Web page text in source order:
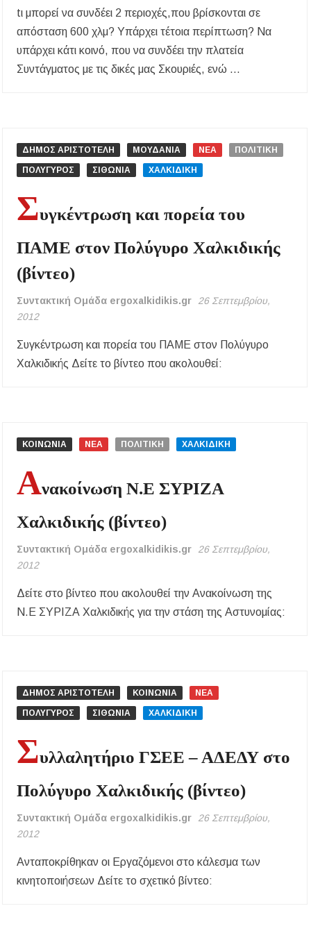
tι μπορεί να συνδέει 2 περιοχές,που βρίσκονται σε
απόσταση 600 χλμ? Υπάρχει τέτοια περίπτωση? Να
υπάρχει κάτι κοινό, που να συνδέει την πλατεία
Συντάγματος με τις δικές μας Σκουριές, ενώ …
ΔΗΜΟΣ ΑΡΙΣΤΟΤΕΛΗ ΜΟΥΔΑΝΙΑ ΝΕΑ ΠΟΛΙΤΙΚΗ
ΠΟΛΥΓΥΡΟΣ ΣΙΘΩΝΙΑ ΧΑΛΚΙΔΙΚΗ
Συγκέντρωση και πορεία του
ΠΑΜΕ στον Πολύγυρο Χαλκιδικής
(βίντεο)
Συντακτική Ομάδα ergoxalkidikis.gr
26 Σεπτεμβρίου,
2012
Συγκέντρωση και πορεία του ΠΑΜΕ στον Πολύγυρο
Χαλκιδικής Δείτε το βίντεο που ακολουθεί:
ΚΟΙΝΩΝΙΑ ΝΕΑ ΠΟΛΙΤΙΚΗ ΧΑΛΚΙΔΙΚΗ
Ανακοίνωση Ν.Ε ΣΥΡΙΖΑ
Χαλκιδικής (βίντεο)
Συντακτική Ομάδα ergoxalkidikis.gr
26 Σεπτεμβρίου,
2012
Δείτε στο βίντεο που ακολουθεί την Ανακοίνωση της
Ν.Ε ΣΥΡΙΖΑ Χαλκιδικής για την στάση της Αστυνομίας:
ΔΗΜΟΣ ΑΡΙΣΤΟΤΕΛΗ ΚΟΙΝΩΝΙΑ ΝΕΑ
ΠΟΛΥΓΥΡΟΣ ΣΙΘΩΝΙΑ ΧΑΛΚΙΔΙΚΗ
Συλλαλητήριο ΓΣΕΕ – ΑΔΕΔΥ στο
Πολύγυρο Χαλκιδικής (βίντεο)
Συντακτική Ομάδα ergoxalkidikis.gr
26 Σεπτεμβρίου,
2012
Ανταποκρίθηκαν οι Εργαζόμενοι στο κάλεσμα των
κινητοποιήσεων Δείτε το σχετικό βίντεο: